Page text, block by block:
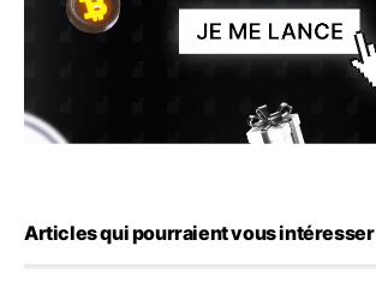
Articles qui pourraient vous intéresser